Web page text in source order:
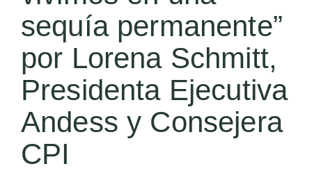
sequía permanente”
por Lorena Schmitt,
Presidenta Ejecutiva
Andess y Consejera
CPI